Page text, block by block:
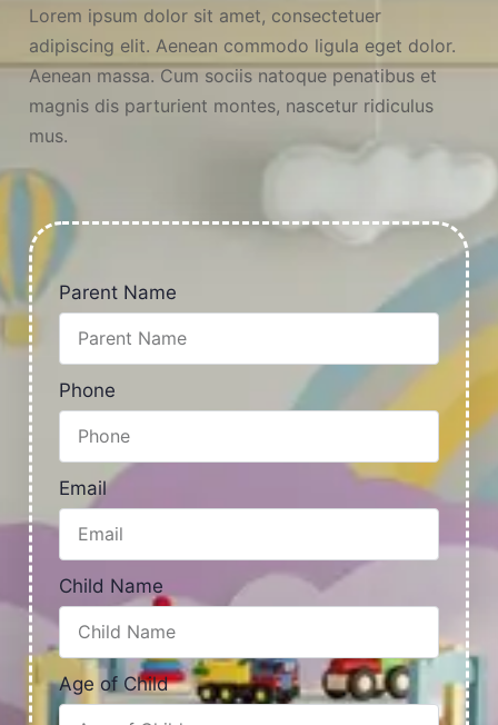
Parent Name
Phone
Email
Child Name
Age of Child
Lorem ipsum dolor sit amet, consectetuer
adipiscing elit. Aenean commodo ligula eget dolor.
Aenean massa. Cum sociis natoque penatibus et
magnis dis parturient montes, nascetur ridiculus
mus.